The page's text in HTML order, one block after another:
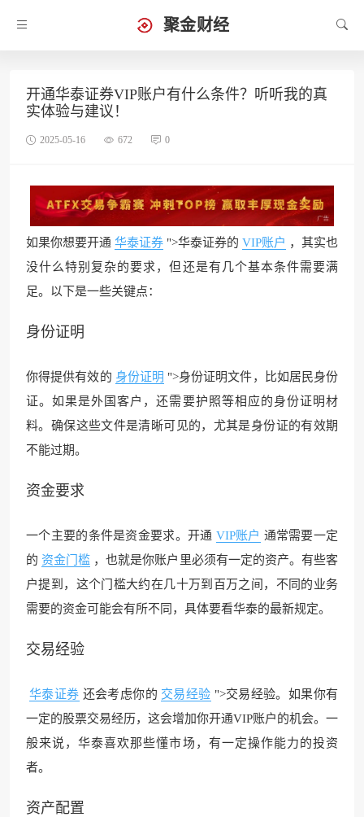
聚金财经
开通华泰证券VIP账户有什么条件？听听我的真
实体验与建议！
2025-05-16 672 0
如果你想要开通 华泰证券 ">华泰证券的 VIP账户 ，其实也
没什么特别复杂的要求，但还是有几个基本条件需要满
足。以下是一些关键点：
身份证明
你得提供有效的 身份证明 ">身份证明文件，比如居民身份
证。如果是外国客户，还需要护照等相应的身份证明材
料。确保这些文件是清晰可见的，尤其是身份证的有效期
不能过期。
资金要求
一个主要的条件是资金要求。开通 VIP账户 通常需要一定
的 资金门槛 ，也就是你账户里必须有一定的资产。有些客
户提到，这个门槛大约在几十万到百万之间，不同的业务
需要的资金可能会有所不同，具体要看华泰的最新规定。
交易经验
华泰证券 还会考虑你的 交易经验 ">交易经验。如果你有
一定的股票交易经历，这会增加你开通VIP账户的机会。一
般来说，华泰喜欢那些懂市场，有一定操作能力的投资
者。
资产配置